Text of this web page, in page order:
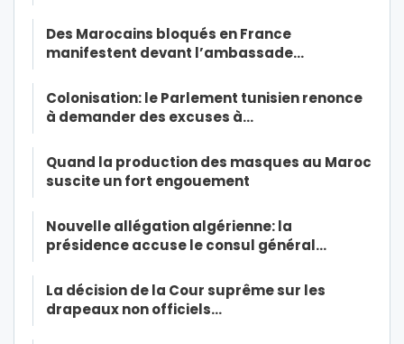
Des Marocains bloqués en France
manifestent devant l’ambassade…
Colonisation: le Parlement tunisien renonce
à demander des excuses à…
Quand la production des masques au Maroc
suscite un fort engouement
Nouvelle allégation algérienne: la
présidence accuse le consul général…
La décision de la Cour suprême sur les
drapeaux non officiels…